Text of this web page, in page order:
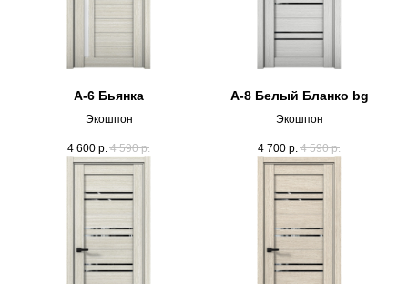
А-6 Бьянка
Экошпон
4 600 р. 4 590 р.
А-8 Белый Бланко bg
Экошпон
4 700 р. 4 590 р.